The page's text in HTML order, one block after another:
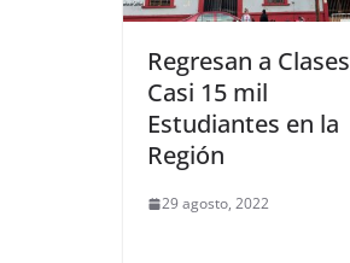
Regresan a Clases
Casi 15 mil
Estudiantes en la
Región
29 agosto, 2022